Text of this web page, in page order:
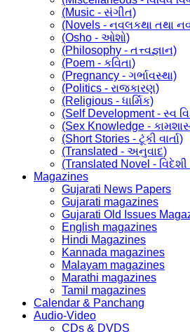
(Music - સંગીત)
(Novels - નવલકથા તથા
(Osho - ઓશો)
(Philosophy - તત્ત્વજ્ઞાન)
(Poem - કવિતા)
(Pregnancy - ગર્ભાવસ્થા)
(Politics - રાજકારણ)
(Religious - ધાર્મિક)
(Self Development - સ્વ
(Sex Knowledge -
(Short Stories - ટૂંકી વાર્તા)
(Translated - અનુવાદ)
(Translated Novel -
Magazines
Gujarati News Papers
Gujarati magazines
Gujarati Old Issues
English magazines
Hindi Magazines
Kannada magazines
Malayam magazines
Marathi magazines
Tamil magazines
Calendar & Panchang
Audio-Video
CDs & DVDS